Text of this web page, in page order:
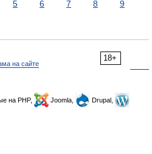
5 6 7 8
9
18+
на сайте
на PHP, Joomla,
Drupal,